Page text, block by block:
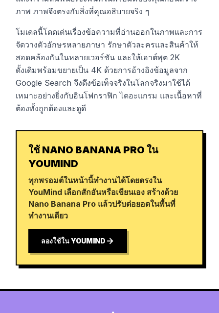
ภาพ ภาพจึงตรงกับสิ่งที่คุณอธิบายจริง ๆ
โมเดลนี้โดดเด่นเรื่องข้อความที่อ่านออกในภาพและการ
จัดวางตัวอักษรหลายภาษา รักษาตัวละครและสินค้าให้
สอดคล้องกันในหลายเวอร์ชัน และให้เอาต์พุต 2K
ดั้งเดิมพร้อมขยายเป็น 4K ด้วยการอ้างอิงข้อมูลจาก
Google Search จึงดึงข้อเท็จจริงในโลกจริงมาใช้ได้
เหมาะอย่างยิ่งกับอินโฟกราฟิก ไดอะแกรม และเนื้อหาที่
ต้องทั้งถูกต้องและดูดี
ใช้ NANO BANANA PRO ใน
YOUMIND
ทุกพรอมต์ในหน้านี้ทำงานได้โดยตรงใน
YouMind เลือกสักอันหรือเขียนเอง สร้างด้วย
Nano Banana Pro แล้วปรับต่อยอดในพื้นที่
ทำงานเดียว
ลองใช้ใน YOUMIND